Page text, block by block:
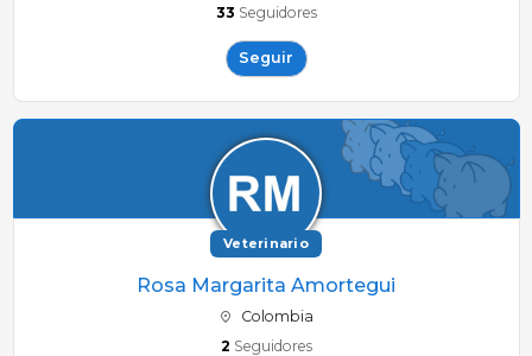
33 Seguidores
Seguir
Veterinario
Rosa Margarita Amortegui
Colombia
2 Seguidores